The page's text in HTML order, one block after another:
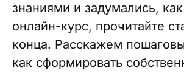
знаниями и задумались, как
онлайн-курс, прочитайте
конца. Расскажем
как сформировать